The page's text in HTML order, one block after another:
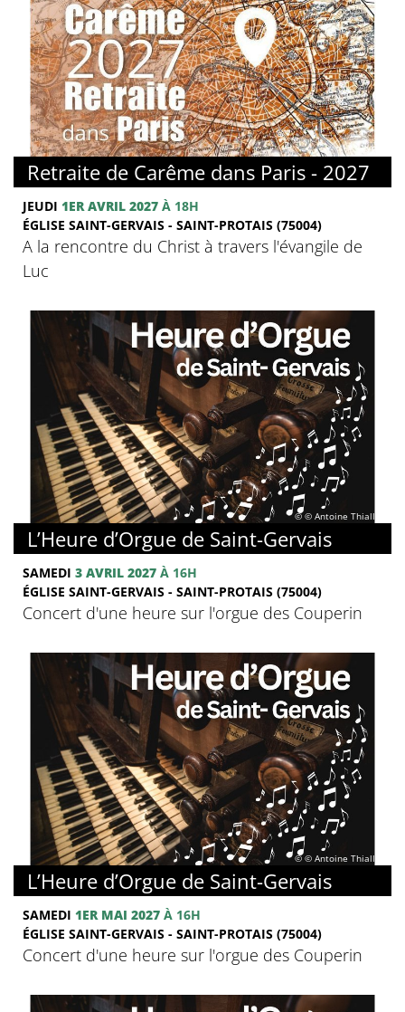
© FMJ
Retraite de Carême dans Paris - 2027
JEUDI 1ER AVRIL 2027 À 18H
ÉGLISE SAINT-GERVAIS - SAINT-PROTAIS (75004)
A la rencontre du Christ à travers l'évangile de
Luc
© © Antoine Thiallier
L’Heure d’Orgue de Saint-Gervais
SAMEDI 3 AVRIL 2027 À 16H
ÉGLISE SAINT-GERVAIS - SAINT-PROTAIS (75004)
Concert d'une heure sur l'orgue des Couperin
© © Antoine Thiallier
L’Heure d’Orgue de Saint-Gervais
SAMEDI 1ER MAI 2027 À 16H
ÉGLISE SAINT-GERVAIS - SAINT-PROTAIS (75004)
Concert d'une heure sur l'orgue des Couperin